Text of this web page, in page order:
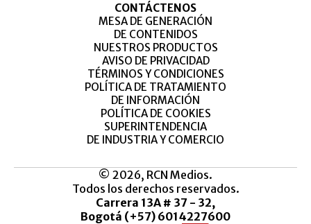
CONTÁCTENOS
MESA DE GENERACIÓN
DE CONTENIDOS
NUESTROS PRODUCTOS
AVISO DE PRIVACIDAD
TÉRMINOS Y CONDICIONES
POLÍTICA DE TRATAMIENTO
DE INFORMACIÓN
POLÍTICA DE COOKIES
SUPERINTENDENCIA
DE INDUSTRIA Y COMERCIO
© 2026, RCN Medios.
Todos los derechos reservados.
Carrera 13A # 37 - 32,
Bogotá (+57) 6014227600